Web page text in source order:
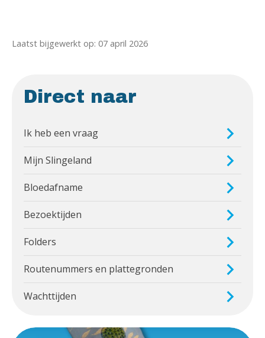
Laatst bijgewerkt op: 07 april 2026
Direct naar
Ik heb een vraag
Mijn Slingeland
Bloedafname
Bezoektijden
Folders
Routenummers en plattegronden
Wachttijden